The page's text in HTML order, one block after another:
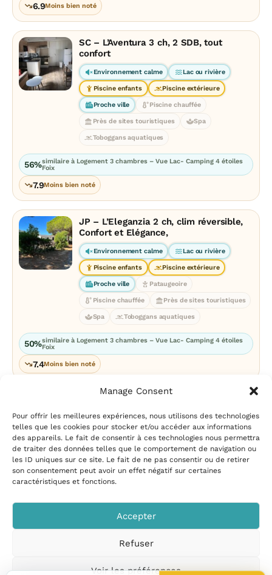
Manage Consent
Pour offrir les meilleures expériences, nous utilisons des technologies
telles que les cookies pour stocker et/ou accéder aux informations
des appareils. Le fait de consentir à ces technologies nous permettra
de traiter des données telles que le comportement de navigation ou
les ID uniques sur ce site. Le fait de ne pas consentir ou de retirer
son consentement peut avoir un effet négatif sur certaines
caractéristiques et fonctions.
Accepter
Refuser
Voir les préférences
6.9Moins bien noté
SC – L’Aventura 3 ch, 2 SDB, tout
confort
Environnement calme Lac ou rivière
Piscine enfants Piscine extérieure
Proche ville Piscine chauffée
Près de sites touristiques Spa
Toboggans aquatiques
56%similaire à Logement 3 chambres – Vue Lac- Camping 4 étoiles
Foix
7.9Moins bien noté
JP – L’Eleganzia 2 ch, clim réversible,
Confort et Elégance,
Environnement calme Lac ou rivière
Piscine enfants Piscine extérieure
Proche ville Pataugeoire
Piscine chauffée Près de sites touristiques
Spa Toboggans aquatiques
50%similaire à Logement 3 chambres – Vue Lac- Camping 4 étoiles
Foix
7.4Moins bien noté
Mentions légales|Politique
de confidentialité
suggestions|Politique de
cookies